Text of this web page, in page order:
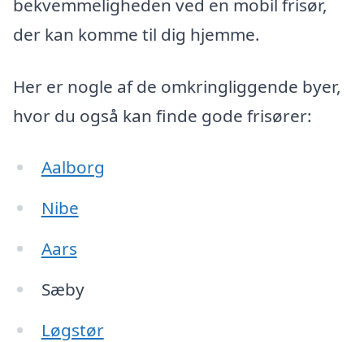
bekvemmeligheden ved en mobil frisør,
der kan komme til dig hjemme.
Her er nogle af de omkringliggende byer,
hvor du også kan finde gode frisører:
Aalborg
Nibe
Aars
Sæby
Løgstør